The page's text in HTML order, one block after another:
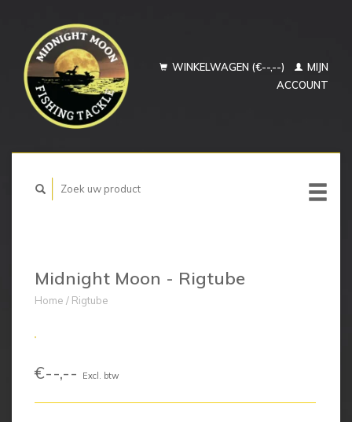
WINKELWAGEN (€--,--)
MIJN
ACCOUNT
Midnight Moon - Rigtube
Home / Rigtube
€--,-- Excl. btw